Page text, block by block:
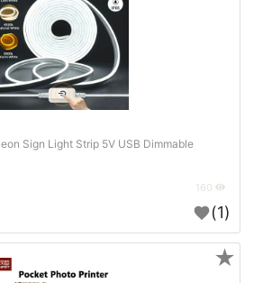
Sign Light Strip 5V USB Dimmable
(1)
★